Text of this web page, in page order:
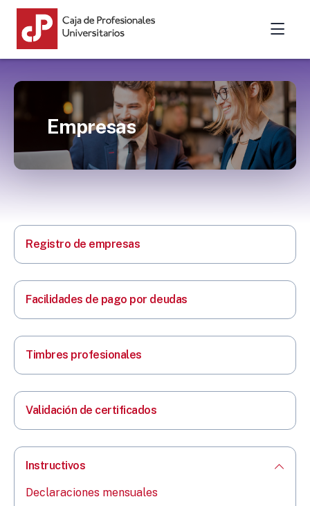
Empresas
Registro de empresas
Facilidades de pago por deudas
Timbres profesionales
Validación de certificados
Instructivos
Declaraciones mensuales